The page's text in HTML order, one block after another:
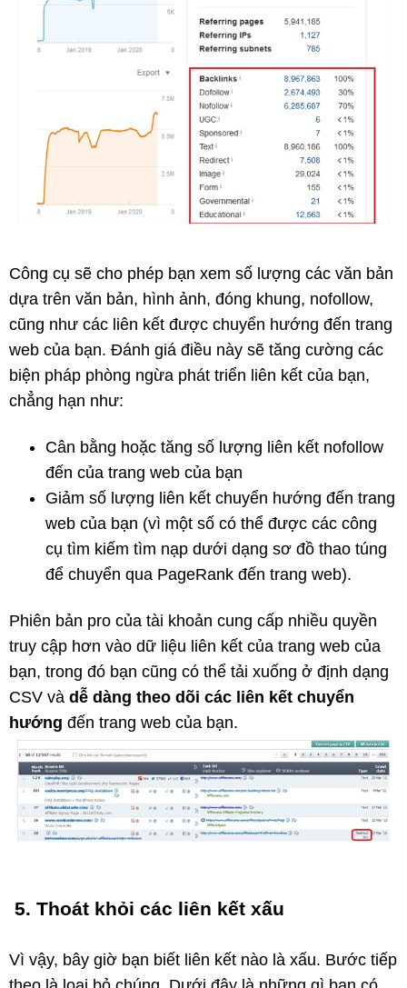
Công cụ sẽ cho phép bạn xem số lượng các văn bản
dựa trên văn bản, hình ảnh, đóng khung, nofollow,
cũng như các liên kết được chuyển hướng đến trang
web của bạn. Đánh giá điều này sẽ tăng cường các
biện pháp phòng ngừa phát triển liên kết của bạn,
chẳng hạn như:
Cân bằng hoặc tăng số lượng liên kết nofollow
đến của trang web của bạn
Giảm số lượng liên kết chuyển hướng đến trang
web của bạn (vì một số có thể được các công
cụ tìm kiếm tìm nạp dưới dạng sơ đồ thao túng
để chuyển qua PageRank đến trang web).
Phiên bản pro của tài khoản cung cấp nhiều quyền
truy cập hơn vào dữ liệu liên kết của trang web của
bạn, trong đó bạn cũng có thể tải xuống ở định dạng
CSV và dễ dàng theo dõi các liên kết chuyển
hướng đến trang web của bạn.
5. Thoát khỏi các liên kết xấu
Vì vậy, bây giờ bạn biết liên kết nào là xấu. Bước tiếp